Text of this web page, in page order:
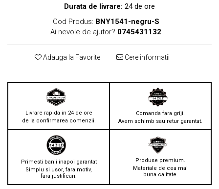
Durata de livrare: 24 de ore
Cod Produs: BNY1541-negru-S
Ai nevoie de ajutor? 0745431132
Adauga la Favorite Cere informatii
Livrare rapida in 24 de ore
de la confirmarea comenzii.
Comanda fara griji.
Avem schimb sau retur garantat.
Primesti banii inapoi garantat
Simplu si usor, fara motiv,
fara justificari.
Produse premium.
Materiale de cea mai
buna calitate.